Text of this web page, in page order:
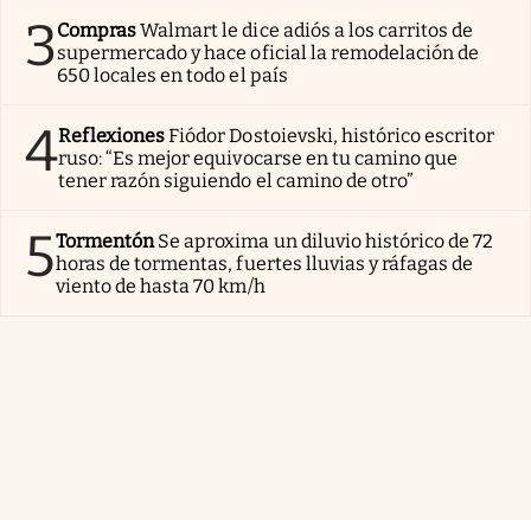
3ComprasWalmart le dice adiós a los carritos de
supermercado y hace oficial la remodelación de
650 locales en todo el país
4ReflexionesFiódor Dostoievski, histórico escritor
ruso: “Es mejor equivocarse en tu camino que
tener razón siguiendo el camino de otro”
5TormentónSe aproxima un diluvio histórico de 72
horas de tormentas, fuertes lluvias y ráfagas de
viento de hasta 70 km/h